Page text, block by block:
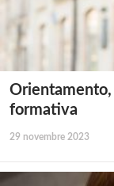
Orientamento,
formativa
29 novembre 2023